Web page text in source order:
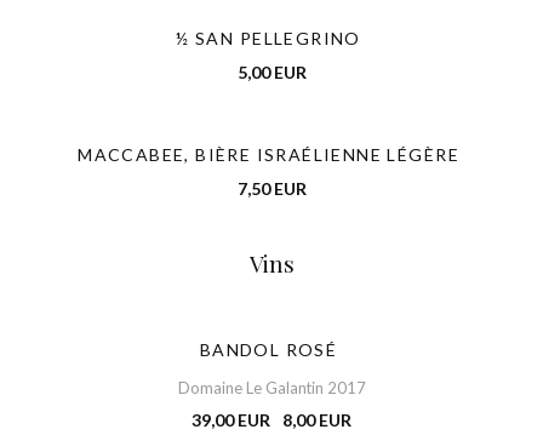
½ SAN PELLEGRINO
5,00 EUR
MACCABEE, BIÈRE ISRAÉLIENNE LÉGÈRE
7,50 EUR
Vins
BANDOL ROSÉ
Domaine Le Galantin 2017
39,00 EUR 8,00 EUR